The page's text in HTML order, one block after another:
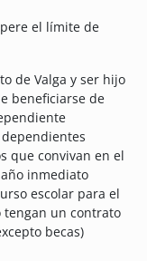
el límite de
de Valga y ser hijo
beneficiarse de
que convivan en el
inmediato
escolar para el
tengan un contrato
becas)